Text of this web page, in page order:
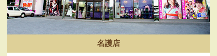
名護店